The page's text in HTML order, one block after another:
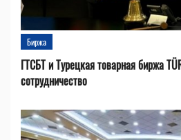
Биржа
ГТСБТ и Турецкая товарная биржа
сотрудничество